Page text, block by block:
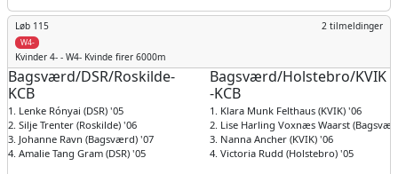
Løb 115 2 tilmeldinger
W4-
Kvinder 4- - W4- Kvinde firer 6000m
Bagsværd/DSR/Roskilde-
KCB
1. Lenke Rónyai (DSR) '05
2. Silje Trenter (Roskilde) '06
3. Johanne Ravn (Bagsværd) '07
4. Amalie Tang Gram (DSR) '05
Bagsværd/Holstebro/KVIK
-KCB
1. Klara Munk Felthaus (KVIK) '06
2. Lise Harling Voxnæs Waarst
3. Nanna Ancher (KVIK) '06
4. Victoria Rudd (Holstebro) '05